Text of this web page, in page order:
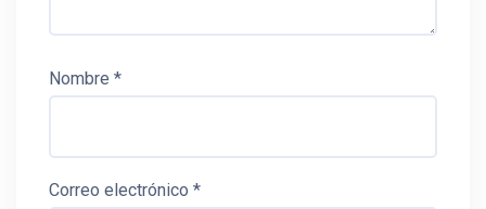
Nombre *
Correo electrónico *